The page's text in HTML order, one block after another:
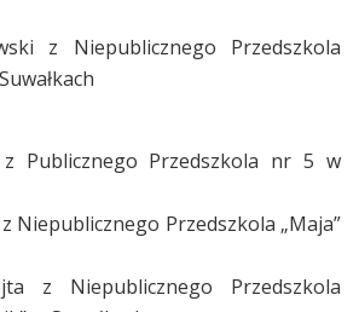
z Niepublicznego Przedszkola
Publicznego Przedszkola nr 5 w
Niepublicznego Przedszkola „Maja”
z Niepublicznego Przedszkola